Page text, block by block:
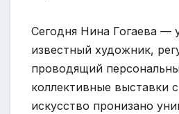
Сегодня Нина Гогаева —
известный художник,
проводящий
коллективные выставки
искусство пронизано